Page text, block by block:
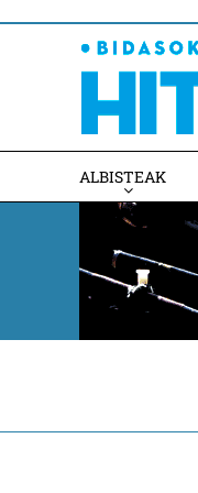
ALBISTEAK